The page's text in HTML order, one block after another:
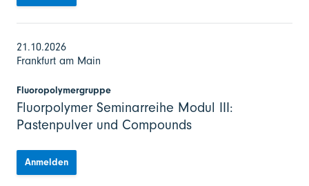
21.10.2026
Frankfurt am Main
Fluoropolymergruppe
Fluorpolymer Seminarreihe Modul III:
Pastenpulver und Compounds
Anmelden